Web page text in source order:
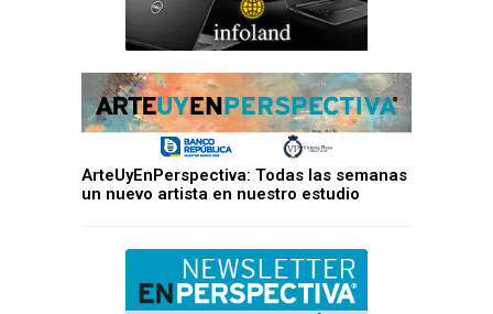
ArteUyEnPerspectiva: Todas las semanas
un nuevo artista en nuestro estudio